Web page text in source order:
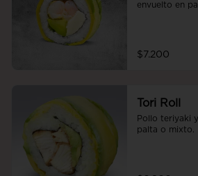
envuelto en
$7.200
Tori Roll
Pollo teriyaki
palta o mixto.